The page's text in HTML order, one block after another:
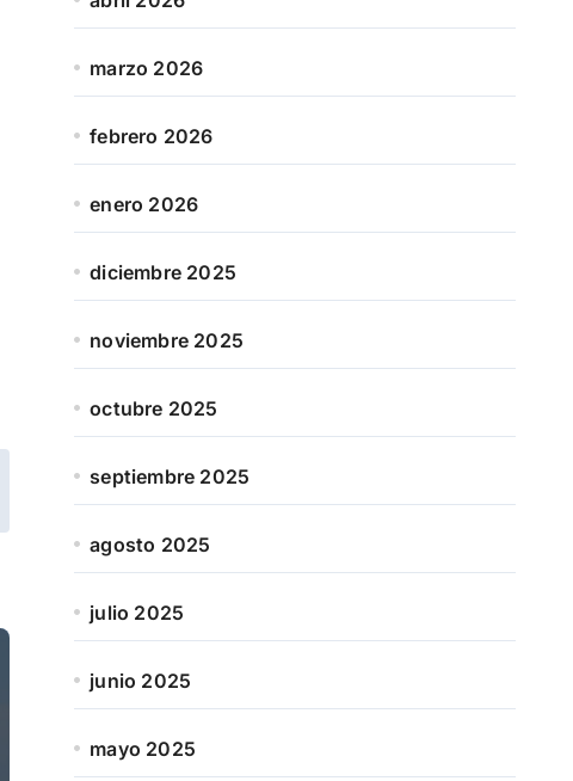
marzo 2026
febrero 2026
enero 2026
diciembre 2025
noviembre 2025
octubre 2025
septiembre 2025
agosto 2025
julio 2025
junio 2025
mayo 2025